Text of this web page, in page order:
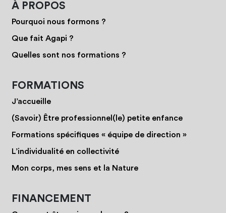
À PROPOS
Pourquoi nous formons ?
Que fait Agapi ?
Quelles sont nos formations ?
FORMATIONS
J’accueille
(Savoir) Être professionnel(le) petite enfance
Formations spécifiques « équipe de direction »
L’individualité en collectivité
Mon corps, mes sens et la Nature
FINANCEMENT